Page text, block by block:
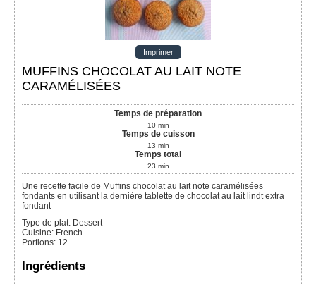
Imprimer
MUFFINS CHOCOLAT AU LAIT NOTE
CARAMÉLISÉES
Temps de préparation
10 min
Temps de cuisson
13 min
Temps total
23 min
Une recette facile de Muffins chocolat au lait note caramélisées
fondants en utilisant la dernière tablette de chocolat au lait lindt extra
fondant
Type de plat: Dessert
Cuisine: French
Portions: 12
Ingrédients